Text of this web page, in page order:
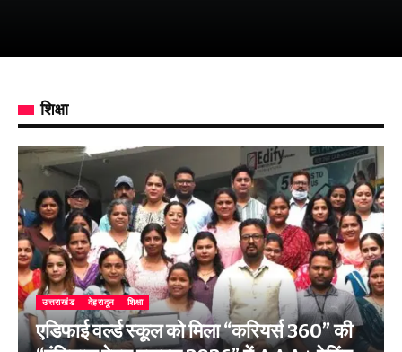
शिक्षा
उत्तराखंड देहरादून शिक्षा
एडिफाई वर्ल्ड स्कूल को मिला “करियर्स 360” की